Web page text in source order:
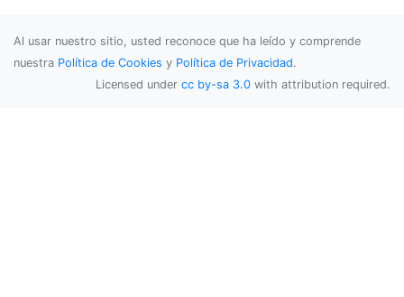
Al usar nuestro sitio, usted reconoce que ha leído y comprende
nuestra Política de Cookies y Política de Privacidad.
Licensed under cc by-sa 3.0 with attribution required.